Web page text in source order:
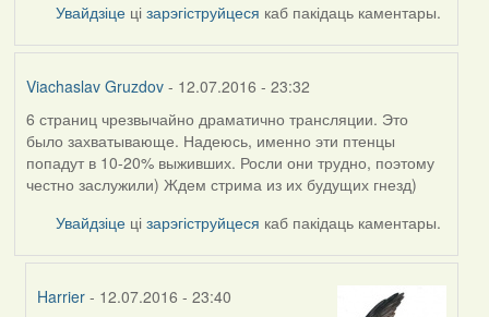
Увайдзіце цізарэгіструйцеся каб пакідаць каментары.
Viachaslav Gruzdov- 12.07.2016 - 23:32
6 страниц чрезвычайно драматично трансляции. Это
было захватывающе. Надеюсь, именно эти птенцы
попадут в 10-20% выживших. Росли они трудно, поэтому
честно заслужили) Ждем стрима из их будущих гнезд)
Увайдзіце цізарэгіструйцеся каб пакідаць каментары.
Harrier - 12.07.2016 - 23:40